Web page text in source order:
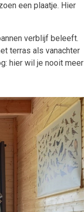
een plaatje. Hier
verblijf beleeft.
terras als vanachter
hier wil je nooit meer